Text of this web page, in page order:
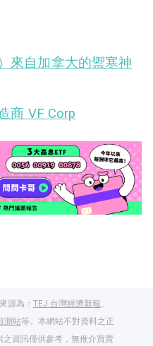
來自加拿大的禦寒神
商 VF Corp
源為： TEJ 台灣經濟新報、
測站等。本網站不對資料之正
資訊僅供參考，無推介買賣